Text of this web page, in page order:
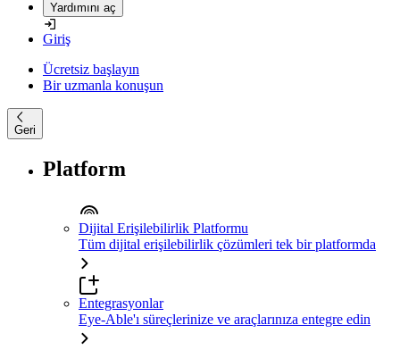
Yardımını aç
Giriş
Ücretsiz başlayın
Bir uzmanla konuşun
Geri
Platform
Dijital Erişilebilirlik Platformu
Tüm dijital erişilebilirlik çözümleri tek bir platformda
Entegrasyonlar
Eye-Able'ı süreçlerinize ve araçlarınıza entegre edin